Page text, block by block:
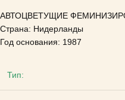
АВТОЦВЕТУЩИЕ
Страна: Нидерланды
Год основания: 1987
Тип: